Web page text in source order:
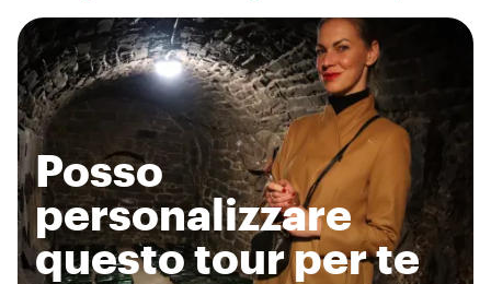
Posso
personalizzare
questo tour per te